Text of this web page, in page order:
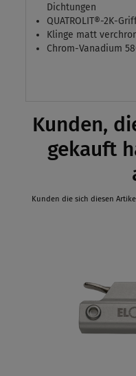
Dichtungen
QUATROLIT®-2K-
Klinge matt
Chrom-Vanadium
Kunden,
gekauft
Kunden die sich diesen